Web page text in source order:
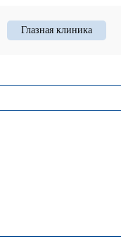
Глазная клиника